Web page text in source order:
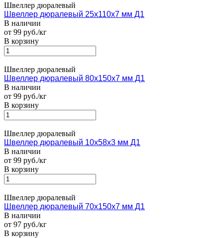
Швеллер дюралевый
Швеллер дюралевый 25х110х7 мм Д1
В наличии
от 99 руб./кг
В корзину
Швеллер дюралевый
Швеллер дюралевый 80х150х7 мм Д1
В наличии
от 99 руб./кг
В корзину
Швеллер дюралевый
Швеллер дюралевый 10х58х3 мм Д1
В наличии
от 99 руб./кг
В корзину
Швеллер дюралевый
Швеллер дюралевый 70х150х7 мм Д1
В наличии
от 97 руб./кг
В корзину